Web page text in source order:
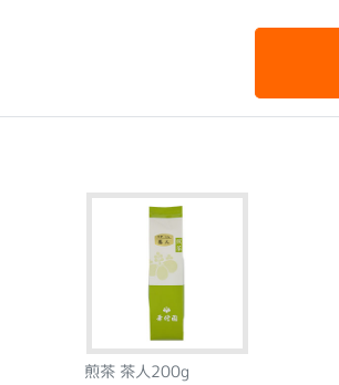
煎茶 茶人200g